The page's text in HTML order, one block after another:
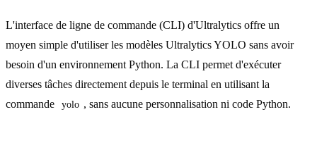
L'interface de ligne de commande (CLI) d'Ultralytics offre un
moyen simple d'utiliser les modèles Ultralytics YOLO sans avoir
besoin d'un environnement Python. La CLI permet d'exécuter
diverses tâches directement depuis le terminal en utilisant la
commande
yolo , sans aucune personnalisation ni code Python.